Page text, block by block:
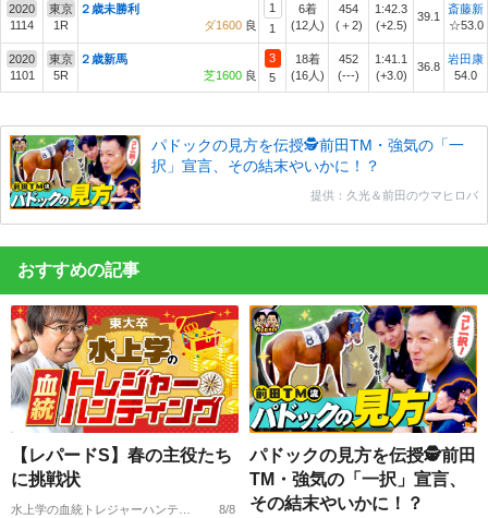
2020
1114
東京
1R
２歳未勝利
ダ1600 良
1
1
6着
(12人)
454
(＋2)
1:42.3
(+2.5)
39.1
斎藤新
☆53.0
2020
1101
東京
5R
２歳新馬
芝1600 良
3
5
18着
(16人)
452
(---)
1:41.1
(+3.0)
36.8
岩田康
54.0
パドックの見方を伝授🕵前田TM・強気の「一
択」宣言、その結末やいかに！？
提供：久光＆前田のウマヒロバ
おすすめの記事
【レパードS】春の主役たち
に挑戦状
8/8
パドックの見方を伝授🕵前田
TM・強気の「一択」宣言、
その結末やいかに！？